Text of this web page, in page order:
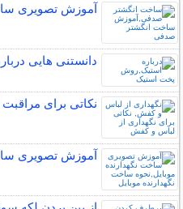
آموزش تصویری
دانستنی هایی
نکاتی برای
آموزش تصویری